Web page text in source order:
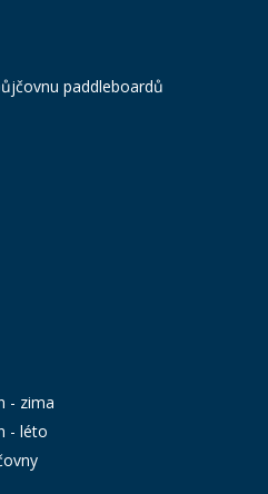
paddleboardů
- zima
- léto